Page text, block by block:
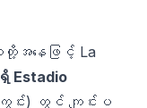
အနေဖြင့် La
Estadio
င်း) တွင် ကျင်းပ